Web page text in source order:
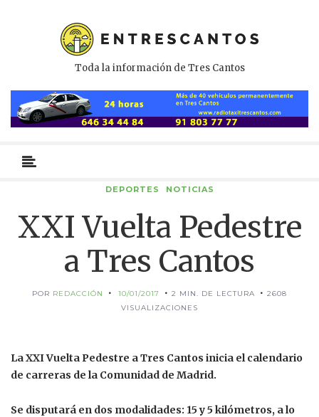
Toda la información de Tres Cantos
primario
DEPORTES NOTICIAS
XXI Vuelta Pedestre
a Tres Cantos
POR REDACCIÓN 10/01/2017 2 MIN. DE LECTURA
2608
VISUALIZACIONES
La XXI Vuelta Pedestre a Tres Cantos inicia el calendario
de carreras de la Comunidad de Madrid.
Se disputará en dos modalidades: 15 y 5 kilómetros, a lo